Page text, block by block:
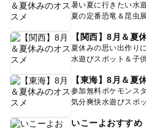
暑い夏に行きたい水
夏の定番恐竜＆昆虫
【関西】8月＆夏
夏休みの思い出作り
水遊びスポット＆子
【東海】8月＆夏
参加無料ポケモンス
気分爽快水遊びスポ
いこーよおすすめ